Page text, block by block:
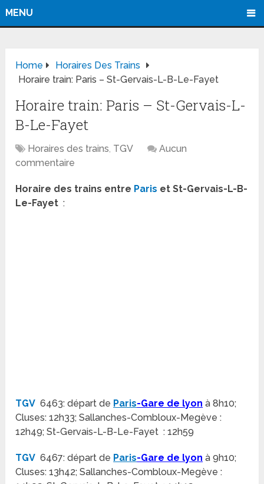
MENU
Home
Horaires Des Trains
Horaire train: Paris – St-Gervais-L-B-Le-Fayet
Horaire train: Paris – St-Gervais-L-
B-Le-Fayet
Horaires des trains, TGV
Aucun
commentaire
Horaire des trains entre Paris et St-Gervais-L-B-
Le-Fayet:
TGV 6463: départ de Paris-Gare de lyon à 8h10;
Cluses: 12h33; Sallanches-Combloux-Megève :
12h49; St-Gervais-L-B-Le-Fayet : 12h59
TGV 6467: départ de Paris-Gare de lyon à 9h10;
Cluses: 13h42; Sallanches-Combloux-Megève :